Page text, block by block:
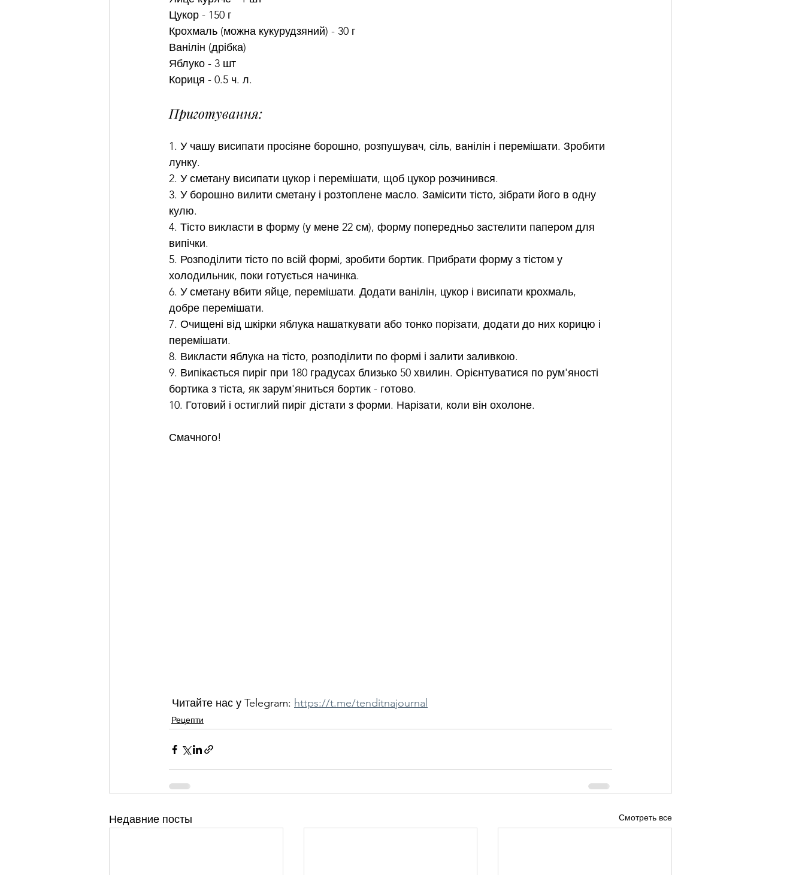
Цукор - 150 г
Крохмаль (можна кукурудзяний) - 30 г
Ванілін (дрібка)
Яблуко - 3 шт
Кориця - 0.5 ч. л.
Приготування:
1. У чашу висипати просіяне борошно, розпушувач, сіль, ванілін і перемішати. Зробити
лунку.
2. У сметану висипати цукор і перемішати, щоб цукор розчинився.
3. У борошно вилити сметану і розтоплене масло. Замісити тісто, зібрати його в одну
кулю.
4. Тісто викласти в форму (у мене 22 см), форму попередньо застелити папером для
випічки.
5. Розподілити тісто по всій формі, зробити бортик. Прибрати форму з тістом у
холодильник, поки готується начинка.
6. У сметану вбити яйце, перемішати. Додати ванілін, цукор і висипати крохмаль,
добре перемішати.
7. Очищені від шкірки яблука нашаткувати або тонко порізати, додати до них корицю і
перемішати.
8. Викласти яблука на тісто, розподілити по формі і залити заливкою.
9. Випікається пиріг при 180 градусах близько 50 хвилин. Орієнтуватися по рум'яності
бортика з тіста, як зарум'яниться бортик - готово.
10. Готовий і остиглий пиріг дістати з форми. Нарізати, коли він охолоне.
Смачного!
Читайте нас у Telegram: https://t.me/tenditnajournal
Рецепти
Недавние посты Смотреть все